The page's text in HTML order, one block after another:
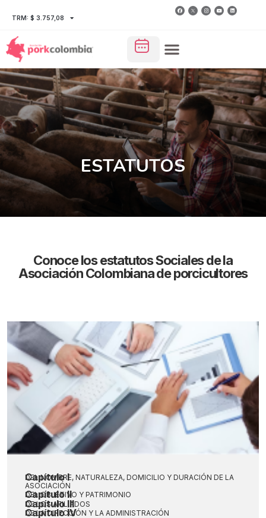
TRM: $ 3.757,08
ESTATUTOS
Conoce los estatutos Sociales de la
Asociación Colombiana de porcicultores
Capítulo I
DEL NOMBRE, NATURALEZA, DOMICILIO Y DURACIÓN DE LA
ASOCIACIÓN
Capítulo II
DEL OBJETIVO Y PATRIMONIO
Capítulo III
DE LOS AFILIADOS
Capítulo IV
DE LA DIRECCIÓN Y LA ADMINISTRACIÓN